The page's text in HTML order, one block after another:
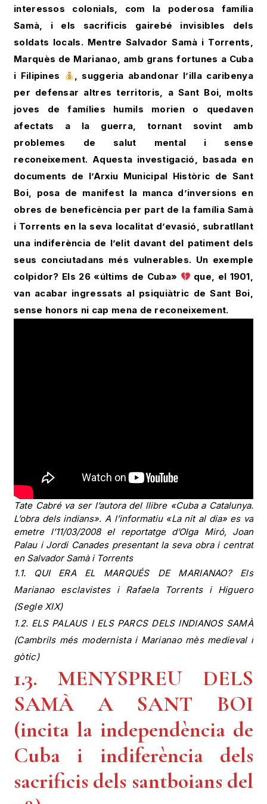
interessos colonials, com la poderosa família
Samà, i els sacrificis gairebé invisibles dels
soldats locals. Mentre Salvador Samà i Torrents,
Marquès de Marianao, amb grans fortunes a Cuba
i Filipines
, suggeria abandonar l’illa caribenya
per defensar altres territoris, a Sant Boi, molts
joves de famílies humils morien o quedaven
afectats a la guerra, tornant sovint amb
problemes de salut mental i sense
reconeixement. Aquesta investigació, basada en
documents de l’Arxiu Municipal Històric de Sant
Boi, posa de manifest la manca d’inversions en
obres de beneficència per part de la família Samà
i Torrents en la seva localitat d’evasió, subratllant
una indiferència de l’elit davant del patiment dels
seus conciutadans més vulnerables. Un exemple
colpidor? Els 26 «últims de Cuba»
que, el 1901,
van acabar ingressats al psiquiàtric de Sant Boi,
sense honors ni cap mena de reconeixement.
Tate Cabré va ser l’autora del llibre «Cuba a Catalunya.
L’obra dels indians». A l’informatiu «La nit al dia» es va
emetre l’11/03/2008 el reportatge d’Olga Miró, Joan
Palau i Jordi Canades presentant la seva obra i centrat
en Salvador Samà i Torrents
1.1. QUI ERA EL MARQUÉS DE MARIANAO? Els
Marianao esclavistes i Rafaela Torrents i Higuero
(Segle XIX)
1.2. ELS PALAUS I ELS PARCS DELS INDIANOS SAMÀ
(Cambrils més modernista i Marianao mès medieval i
gòtic)
1.3. MENYSPREU DELS
SAMÀ A SANT BOI
(incita la independència de
Cuba i indiferència dels
sacrificis dels santboians del